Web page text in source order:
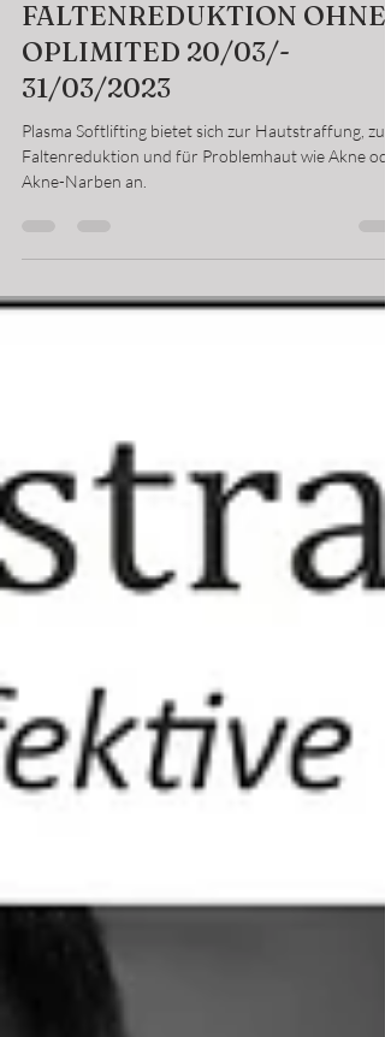
TREATMENT |
FALTENREDUKTION OHNE
OPLIMITED 20/03/-
31/03/2023
Plasma Softlifting bietet sich zur Hautstraffung, zur
Faltenreduktion und für Problemhaut wie Akne